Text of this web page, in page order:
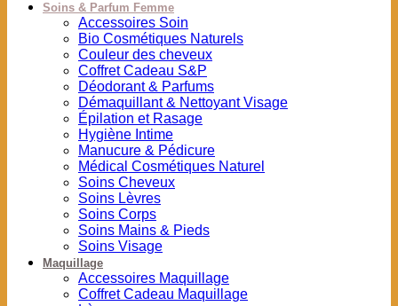
Soins & Parfum Femme
Accessoires Soin
Bio Cosmétiques Naturels
Couleur des cheveux
Coffret Cadeau S&P
Déodorant & Parfums
Démaquillant & Nettoyant Visage
Épilation et Rasage
Hygiène Intime
Manucure & Pédicure
Médical Cosmétiques Naturel
Soins Cheveux
Soins Lèvres
Soins Corps
Soins Mains & Pieds
Soins Visage
Maquillage
Accessoires Maquillage
Coffret Cadeau Maquillage